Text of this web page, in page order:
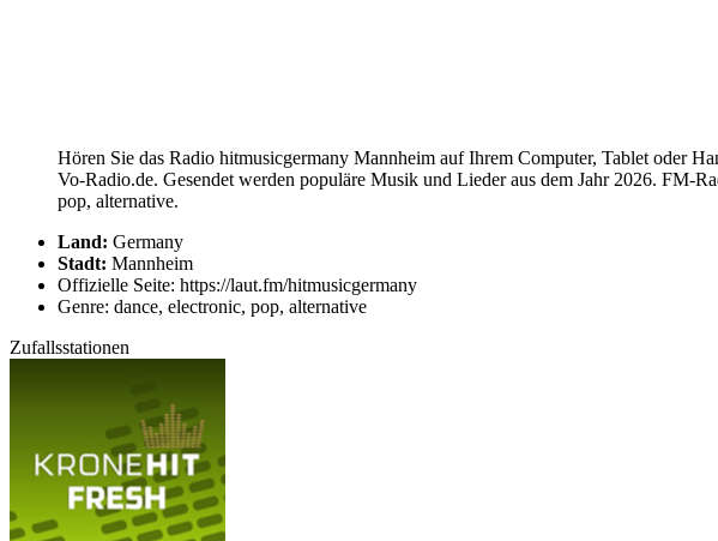
Hören Sie das Radio hitmusicgermany Mannheim auf Ihrem Computer, Tablet oder
Vo-Radio.de. Gesendet werden populäre Musik und Lieder aus dem Jahr 2026. FM-
pop, alternative.
Land: Germany
Stadt: Mannheim
Offizielle Seite: https://laut.fm/hitmusicgermany
Genre: dance, electronic, pop, alternative
Zufallsstationen